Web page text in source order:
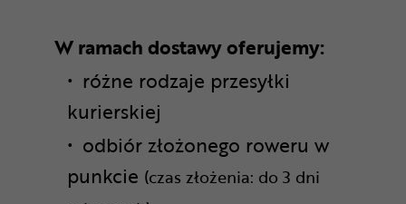
W ramach dostawy oferujemy:
różne rodzaje przesyłki
kurierskiej
odbiór złożonego roweru w
punkcie (czas złożenia: do 3 dni